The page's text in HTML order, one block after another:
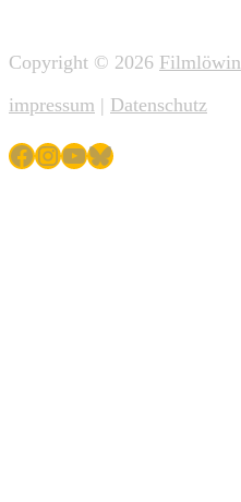
Copyright © 2026 Filmlöwin
impressum | Datenschutz
Facebook
Instagram
YouTube
Bluesky